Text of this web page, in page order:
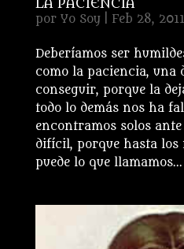
LA PACIENCIA
por Yo Soy| Feb 28, 2011
Deberíamos ser
como la paciencia, una
conseguir, porque la
todo lo demás nos ha
encontramos solos
difícil, porque hasta los
puede lo que llamamos...